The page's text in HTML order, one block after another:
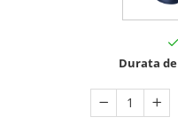
Durata